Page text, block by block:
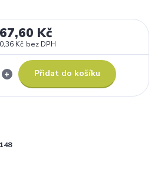
67,60 Kč
Kč bez DPH
Přidat do košíku